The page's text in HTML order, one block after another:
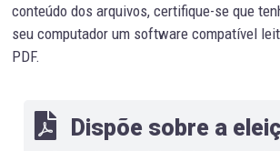
conteúdo dos arquivos, certifique-se que
seu computador um software compatível
PDF.